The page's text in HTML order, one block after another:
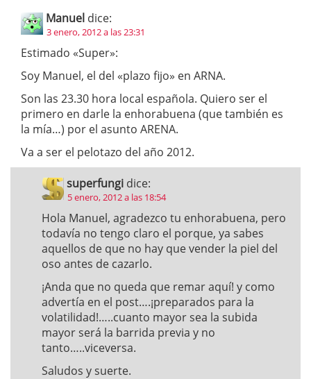
Manuel dice:
3 enero, 2012 a las 23:31
Estimado «Super»:
Soy Manuel, el del «plazo fijo» en ARNA.
Son las 23.30 hora local española. Quiero ser el
primero en darle la enhorabuena (que también es
la mía…) por el asunto ARENA.
Va a ser el pelotazo del año 2012.
superfungi dice:
5 enero, 2012 a las 18:54
Hola Manuel, agradezco tu enhorabuena, pero
todavía no tengo claro el porque, ya sabes
aquellos de que no hay que vender la piel del
oso antes de cazarlo.
¡Anda que no queda que remar aquí! y como
advertía en el post….¡preparados para la
volatilidad!…..cuanto mayor sea la subida
mayor será la barrida previa y no
tanto…..viceversa.
Saludos y suerte.